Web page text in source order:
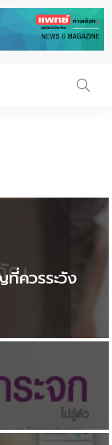
กระจก
ควรระวัง
ระวัง!บอด
อนยามแก่
ธีการรักษา
ษาได้หรือไม่